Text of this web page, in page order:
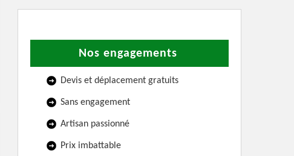
Nos engagements
Devis et déplacement gratuits
Sans engagement
Artisan passionné
Prix imbattable